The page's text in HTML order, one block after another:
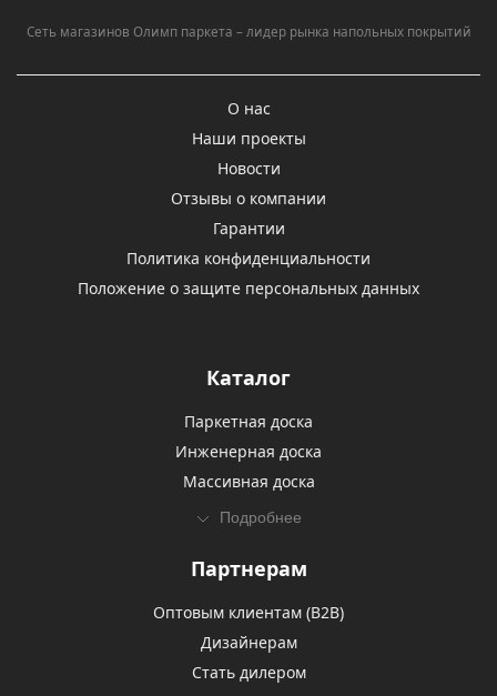
Сеть магазинов Олимп паркета – лидер рынка напольных покрытий
О нас
Наши проекты
Новости
Отзывы о компании
Гарантии
Политика конфиденциальности
Положение о защите персональных данных
Каталог
Паркетная доска
Инженерная доска
Массивная доска
Подробнее
Партнерам
Оптовым клиентам (В2В)
Дизайнерам
Стать дилером